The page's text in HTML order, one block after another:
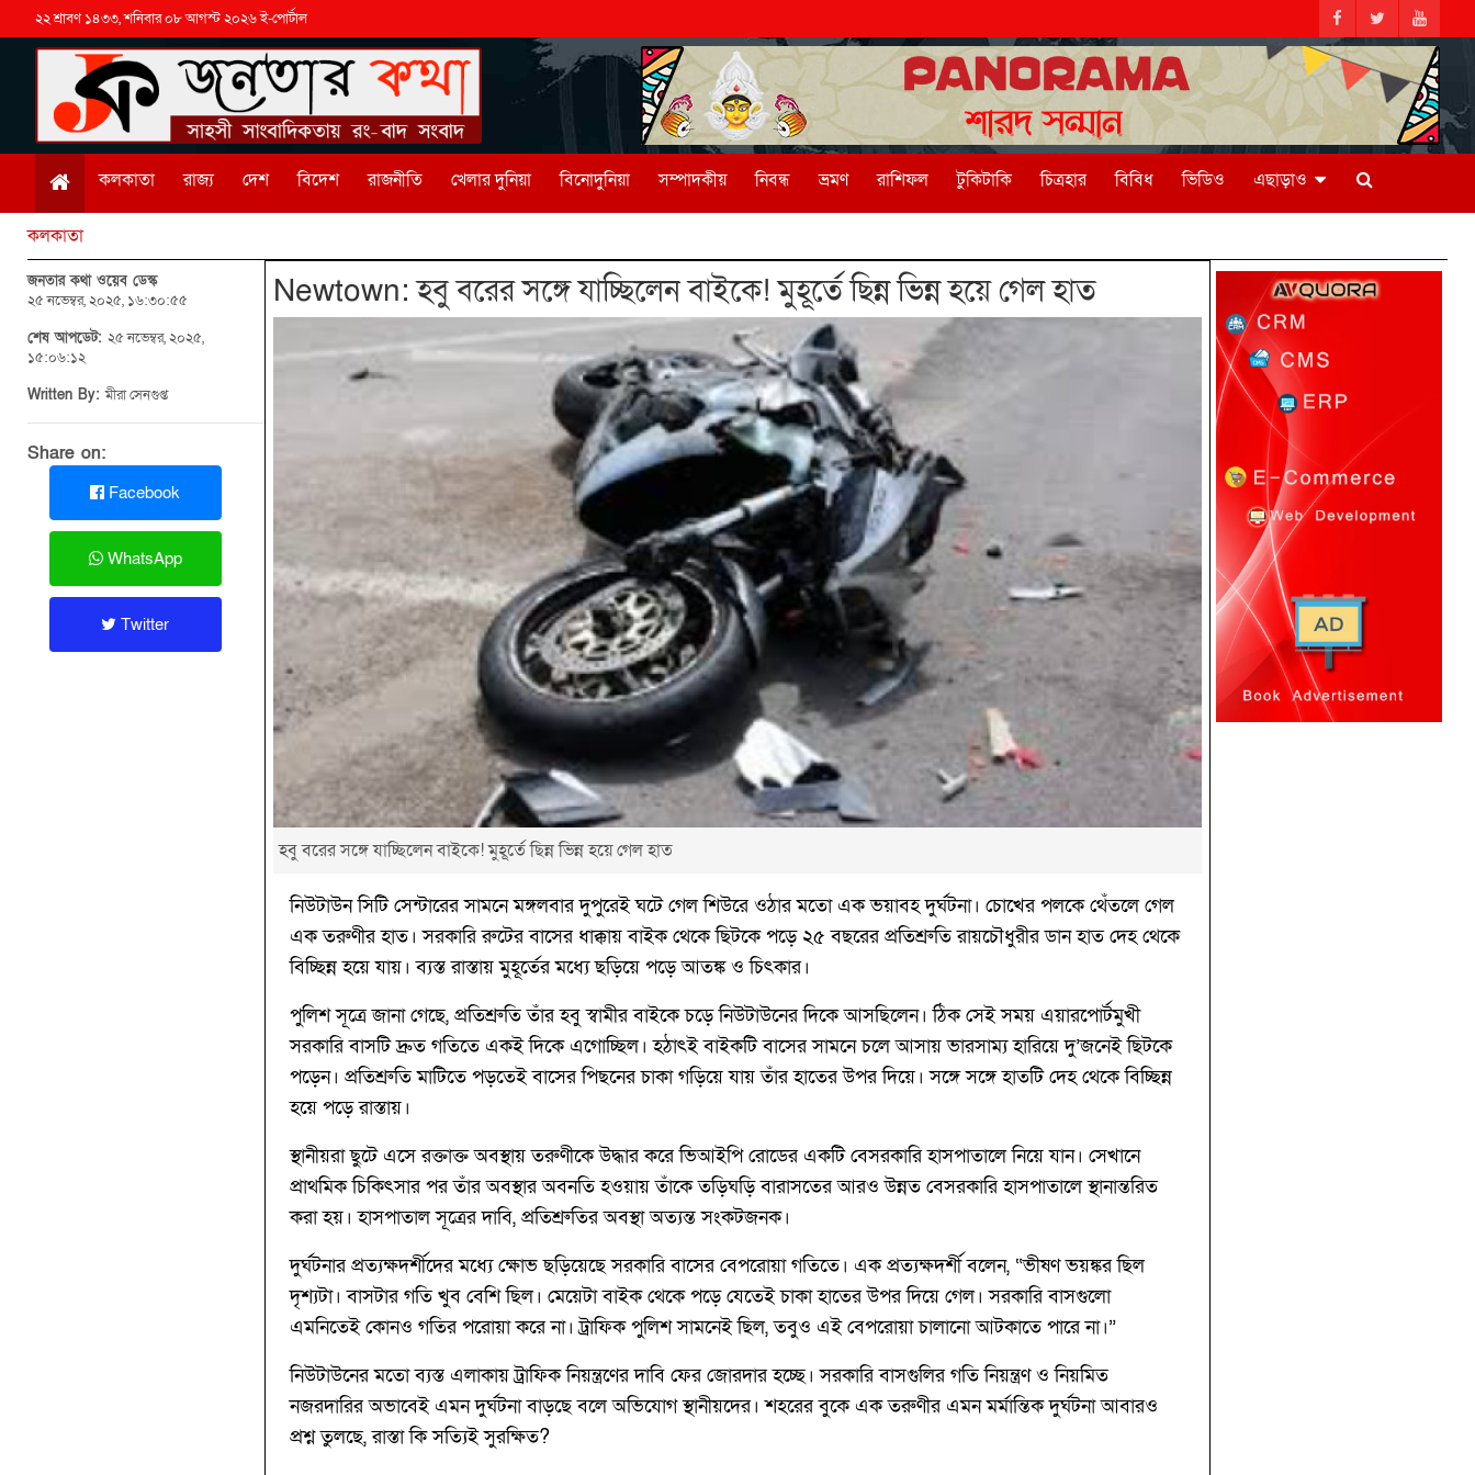
২২ শ্রাবণ ১৪৩৩, শনিবার ০৮ আগস্ট ২০২৬ ই-পোর্টাল
কলকাতা রাজ্য দেশ বিদেশ রাজনীতি খেলার দুনিয়া বিনোদুনিয়া সম্পাদকীয় নিবন্ধ ভ্রমণ রাশিফল টুকিটাকি চিত্রহার বিবিধ ভিডিও এছাড়াও
কলকাতা
জনতার কথা ওয়েব ডেস্ক
২৫ নভেম্বর, ২০২৫, ১৬:৩০:৫৫
শেষ আপডেট: ২৫ নভেম্বর, ২০২৫,
১৫:০৬:১২
Written By:মীরা সেনগুপ্ত
Share on:
Facebook
WhatsApp
Twitter
Newtown: হবু বরের সঙ্গে যাচ্ছিলেন বাইকে! মুহূর্তে ছিন্ন ভিন্ন হয়ে গেল হাত
হবু বরের সঙ্গে যাচ্ছিলেন বাইকে! মুহূর্তে ছিন্ন ভিন্ন হয়ে গেল হাত
নিউটাউন সিটি সেন্টারের সামনে মঙ্গলবার দুপুরেই ঘটে গেল শিউরে ওঠার মতো এক ভয়াবহ দুর্ঘটনা। চোখের পলকে থেঁতলে গেল
এক তরুণীর হাত। সরকারি রুটের বাসের ধাক্কায় বাইক থেকে ছিটকে পড়ে ২৫ বছরের প্রতিশ্রুতি রায়চৌধুরীর ডান হাত দেহ থেকে
বিচ্ছিন্ন হয়ে যায়। ব্যস্ত রাস্তায় মুহূর্তের মধ্যে ছড়িয়ে পড়ে আতঙ্ক ও চিৎকার।
পুলিশ সূত্রে জানা গেছে, প্রতিশ্রুতি তাঁর হবু স্বামীর বাইকে চড়ে নিউটাউনের দিকে আসছিলেন। ঠিক সেই সময় এয়ারপোর্টমুখী
সরকারি বাসটি দ্রুত গতিতে একই দিকে এগোচ্ছিল। হঠাৎই বাইকটি বাসের সামনে চলে আসায় ভারসাম্য হারিয়ে দু’জনেই ছিটকে
পড়েন। প্রতিশ্রুতি মাটিতে পড়তেই বাসের পিছনের চাকা গড়িয়ে যায় তাঁর হাতের উপর দিয়ে। সঙ্গে সঙ্গে হাতটি দেহ থেকে বিচ্ছিন্ন
হয়ে পড়ে রাস্তায়।
স্থানীয়রা ছুটে এসে রক্তাক্ত অবস্থায় তরুণীকে উদ্ধার করে ভিআইপি রোডের একটি বেসরকারি হাসপাতালে নিয়ে যান। সেখানে
প্রাথমিক চিকিৎসার পর তাঁর অবস্থার অবনতি হওয়ায় তাঁকে তড়িঘড়ি বারাসতের আরও উন্নত বেসরকারি হাসপাতালে স্থানান্তরিত
করা হয়। হাসপাতাল সূত্রের দাবি, প্রতিশ্রুতির অবস্থা অত্যন্ত সংকটজনক।
দুর্ঘটনার প্রত্যক্ষদর্শীদের মধ্যে ক্ষোভ ছড়িয়েছে সরকারি বাসের বেপরোয়া গতিতে। এক প্রত্যক্ষদর্শী বলেন, “ভীষণ ভয়ঙ্কর ছিল
দৃশ্যটা। বাসটার গতি খুব বেশি ছিল। মেয়েটা বাইক থেকে পড়ে যেতেই চাকা হাতের উপর দিয়ে গেল। সরকারি বাসগুলো
এমনিতেই কোনও গতির পরোয়া করে না। ট্রাফিক পুলিশ সামনেই ছিল, তবুও এই বেপরোয়া চালানো আটকাতে পারে না।”
নিউটাউনের মতো ব্যস্ত এলাকায় ট্রাফিক নিয়ন্ত্রণের দাবি ফের জোরদার হচ্ছে। সরকারি বাসগুলির গতি নিয়ন্ত্রণ ও নিয়মিত
নজরদারির অভাবেই এমন দুর্ঘটনা বাড়ছে বলে অভিযোগ স্থানীয়দের। শহরের বুকে এক তরুণীর এমন মর্মান্তিক দুর্ঘটনা আবারও
প্রশ্ন তুলছে, রাস্তা কি সত্যিই সুরক্ষিত?